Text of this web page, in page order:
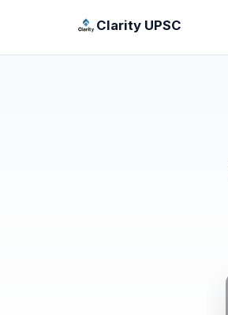
Clarity UPSC